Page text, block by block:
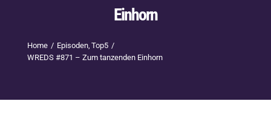
Einhorn
Home Episoden Top5
WREDS #871 – Zum tanzenden Einhorn